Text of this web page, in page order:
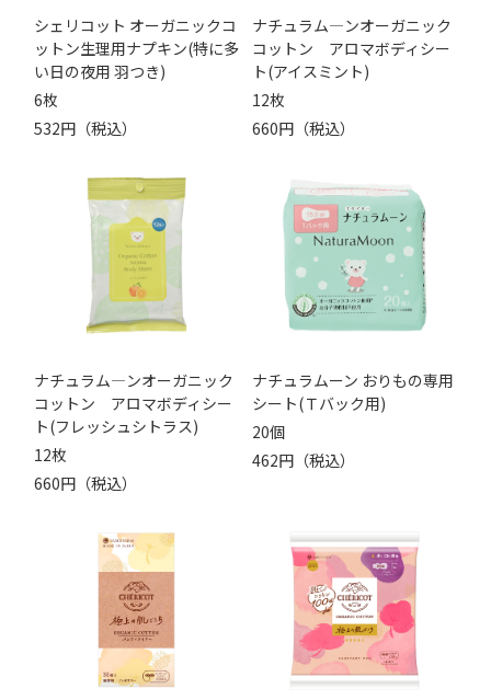
シェリコット オーガニックコ
ットン生理用ナプキン(特に多
い日の夜用 羽つき)
6枚
532円（税込）
ナチュラム―ンオーガニック
コットン アロマボディシー
ト(アイスミント)
12枚
660円（税込）
ナチュラム―ンオーガニック
コットン アロマボディシー
ト(フレッシュシトラス)
12枚
660円（税込）
ナチュラムーン おりもの専用
シート(Ｔバック用)
20個
462円（税込）